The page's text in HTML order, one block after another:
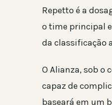
Repetto é a
o time principal
da classificação
O Alianza, sob o
capaz de
baseará em um